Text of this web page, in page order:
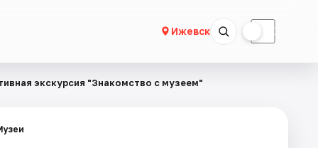
Ижевск ☾
экскурсия "Знакомство с музеем"